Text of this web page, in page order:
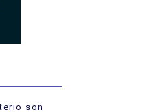
son